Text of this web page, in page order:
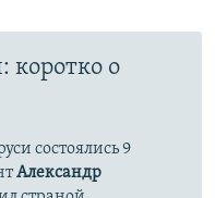
коротко о
состоялись 9
Александр